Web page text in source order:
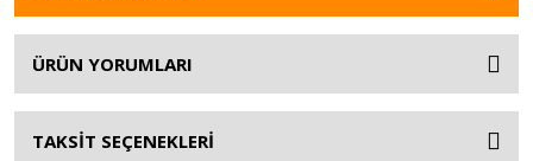
ÜRÜN YORUMLARI
TAKSİT SEÇENEKLERİ